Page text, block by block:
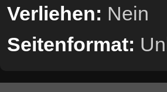
Verliehen: Nein
Seitenformat: